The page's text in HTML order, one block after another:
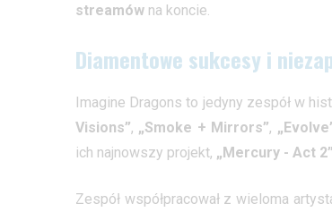
streamów na koncie.
Diamentowe sukcesy i
Imagine Dragons to jedyny zespół w
Visions”, „Smoke + Mirrors”,
ich najnowszy projekt, „Mercury - Act 2”
Zespół współpracował z wieloma